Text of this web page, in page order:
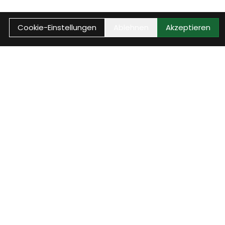
Cookie-Einstellungen Akzeptieren